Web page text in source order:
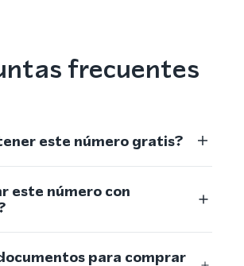
frecuentes
este número gratis?
este número con
para comprar